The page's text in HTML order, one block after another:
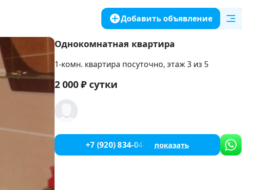
Добавить объявление
Однокомнатная квартира
1-комн. квартира посуточно, этаж 3 из 5
2 000₽ сутки
+7 (920) 834-04-78 показать